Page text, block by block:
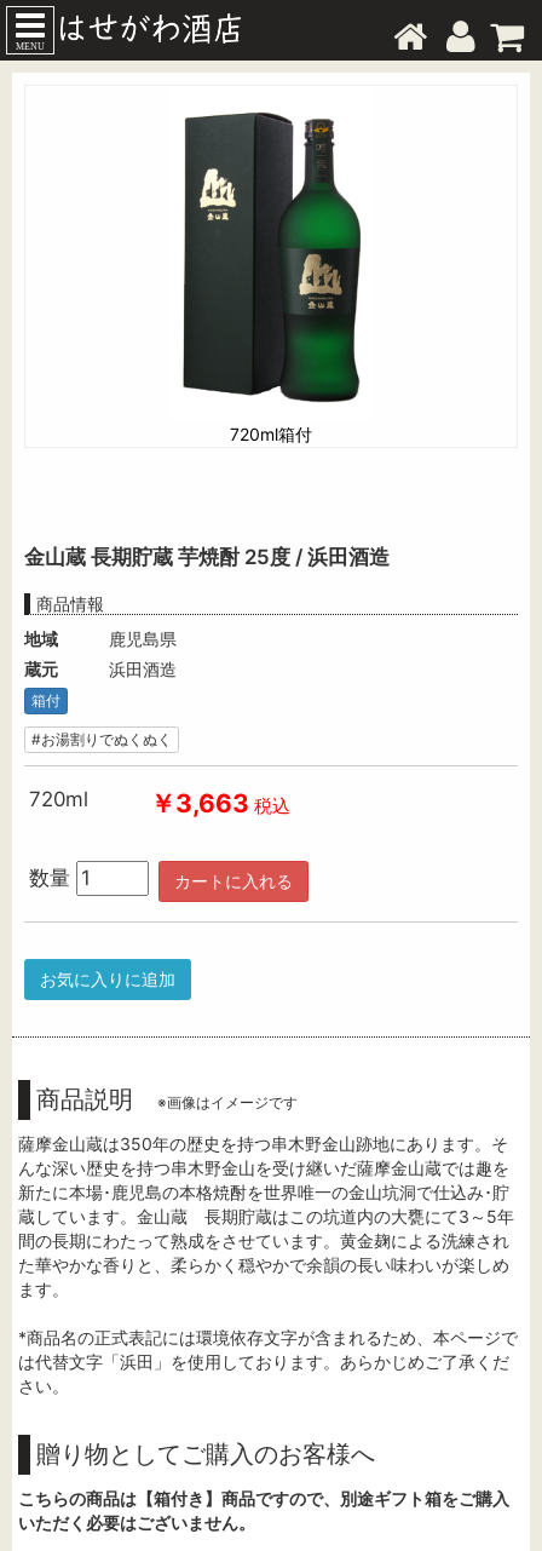
MENU
720ml箱付
金山蔵 長期貯蔵 芋焼酎 25度 / 浜田酒造
商品情報
地域
鹿児島県
蔵元
浜田酒造
箱付
#お湯割りでぬくぬく
720ml ￥3,663 税込
数量 カートに入れる
お気に入りに追加
商品説明 ※画像はイメージです
薩摩金山蔵は350年の歴史を持つ串木野金山跡地にあります。そ
んな深い歴史を持つ串木野金山を受け継いだ薩摩金山蔵では趣を
新たに本場･鹿児島の本格焼酎を世界唯一の金山坑洞で仕込み･貯
蔵しています。金山蔵 長期貯蔵はこの坑道内の大甕にて3～5年
間の長期にわたって熟成をさせています。黄金麹による洗練され
た華やかな香りと、柔らかく穏やかで余韻の長い味わいが楽しめ
ます。
*商品名の正式表記には環境依存文字が含まれるため、本ページで
は代替文字「浜田」を使用しております。あらかじめご了承くだ
さい。
贈り物としてご購入のお客様へ
こちらの商品は【箱付き】商品ですので、別途ギフト箱をご購入
いただく必要はございません。